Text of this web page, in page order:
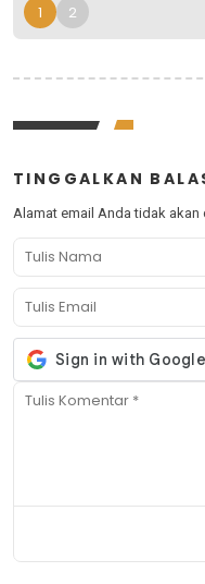
1 2
TINGGALKAN
Alamat email Anda tidak